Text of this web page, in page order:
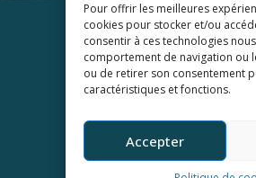
Pour offrir les meilleures
cookies pour stocker et/ou
consentir à ces technologies
comportement de navigation ou
ou de retirer son consentement
caractéristiques et fonctions.
Accepter
Liens utiles
Qui sommes-
Actualités
Politique de